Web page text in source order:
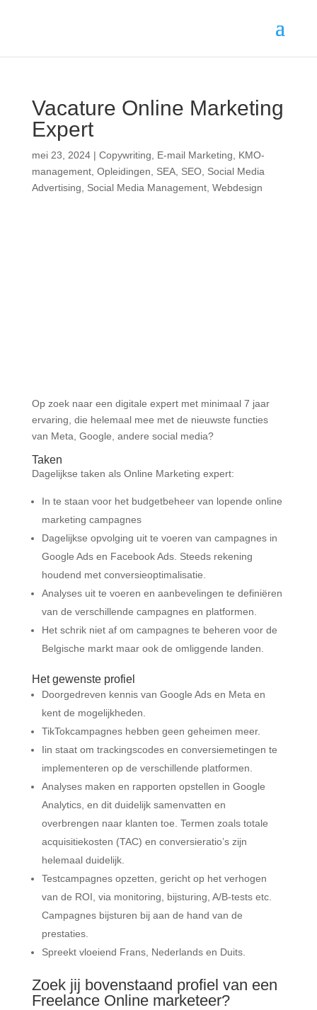
Vacature Online Marketing
Expert
mei 23, 2024| Copywriting E-mail Marketing
KMO-
management, Opleidingen SEA, SEO, Social Media
Advertising
Social Media Management, Webdesign
Op zoek naar een digitale expert met minimaal 7 jaar
ervaring, die helemaal mee met de nieuwste functies
van Meta, Google, andere social media?
Taken
Dagelijkse taken als Online Marketing expert:
In te staan voor het budgetbeheer van lopende online
marketing campagnes
Dagelijkse opvolging uit te voeren van campagnes in
Google Ads en Facebook Ads. Steeds rekening
houdend met conversieoptimalisatie.
Analyses uit te voeren en aanbevelingen te definiëren
van de verschillende campagnes en platformen.
Het schrik niet af om campagnes te beheren voor de
Belgische markt maar ook de omliggende landen.
Het gewenste profiel
Doorgedreven kennis van Google Ads en Meta en
kent de mogelijkheden.
TikTokcampagnes hebben geen geheimen meer.
Iin staat om trackingscodes en conversiemetingen te
implementeren op de verschillende platformen.
Analyses maken en rapporten opstellen in Google
Analytics, en dit duidelijk samenvatten en
overbrengen naar klanten toe. Termen zoals totale
acquisitiekosten (TAC) en conversieratio’s zijn
helemaal duidelijk.
Testcampagnes opzetten, gericht op het verhogen
van de ROI, via monitoring, bijsturing, A/B-tests etc.
Campagnes bijsturen bij aan de hand van de
prestaties.
Spreekt vloeiend Frans, Nederlands en Duits.
Zoek jij bovenstaand profiel van een
Freelance Online marketeer?